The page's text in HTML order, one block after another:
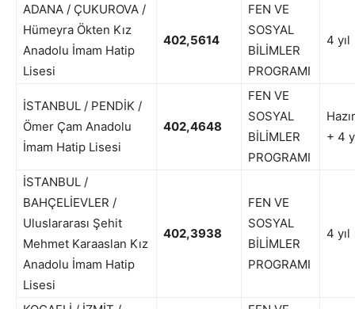
ADANA / ÇUKUROVA /
Hümeyra Ökten Kız
Anadolu İmam Hatip
Lisesi
402,5614
FEN VE
SOSYAL
BİLİMLER
PROGRAMI
4 yıl
İSTANBUL / PENDİK /
Ömer Çam Anadolu
İmam Hatip Lisesi
402,4648
FEN VE
SOSYAL
BİLİMLER
PROGRAMI
+ 4
İSTANBUL /
BAHÇELİEVLER /
Uluslararası Şehit
Mehmet Karaaslan Kız
Anadolu İmam Hatip
Lisesi
402,3938
FEN VE
SOSYAL
BİLİMLER
PROGRAMI
4 yıl